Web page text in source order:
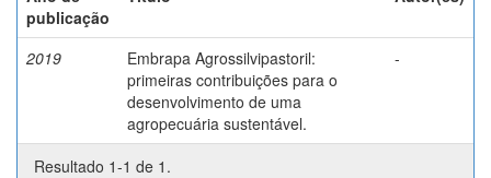
publicação
2019
Embrapa Agrossilvipastoril:
primeiras contribuições para o
desenvolvimento de uma
agropecuária sustentável.
-
Resultado 1-1 de 1.